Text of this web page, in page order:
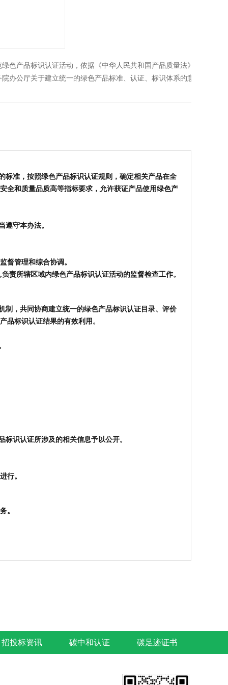
色产品标识认证活动，依据《中华人民共和国产品质量法》
办公厅关于建立统一的绿色产品标准、认证、标识体系的意
标准，按照绿色产品标识认证规则，确定相关产品在全
全和质量品质高等指标要求，允许获证产品使用绿色产
遵守本办法。
督管理和综合协调。
责所辖区域内绿色产品标识认证活动的监督检查工作。
制，共同协商建立统一的绿色产品标识认证目录、评价
品标识认证结果的有效利用。
识认证所涉及的相关信息予以公开。
行。
。
招投标资讯 碳中和认证 碳足迹证书